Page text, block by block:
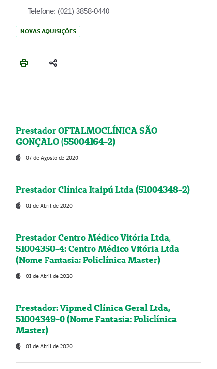
Telefone: (021) 3858-0440
NOVAS AQUISIÇÕES
Prestador OFTALMOCLÍNICA SÃO
GONÇALO (55004164-2)
07 de Agosto de 2020
Prestador Clínica Itaipú Ltda (51004348-2)
01 de Abril de 2020
Prestador Centro Médico Vitória Ltda,
51004350-4: Centro Médico Vitória Ltda
(Nome Fantasia: Policlínica Master)
01 de Abril de 2020
Prestador: Vipmed Clínica Geral Ltda,
51004349-0 (Nome Fantasia: Policlínica
Master)
01 de Abril de 2020